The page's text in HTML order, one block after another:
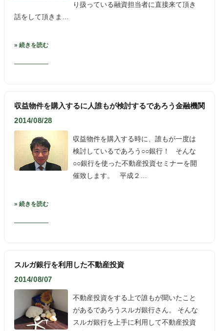
り扱っている融資担当者に直接来て頂き
話をして頂きま…
» 続きを読む
収益物件を購入するに人誰もが検討するであろう金融機関
2014/08/28
収益物件を購入する時に、誰もが一度は
検討しているであろう○○銀行！ そんな
○○銀行を使った不動産投資セミナーを開
催致します。 平成２…
» 続きを読む
スルガ銀行を利用した不動産投資
2014/08/07
不動産投資をする上で誰もが聞いたこと
があるであろうスルガ銀行さん。 そんな
スルガ銀行を上手に利用して不動産投資